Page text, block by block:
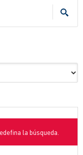
la búsqueda.